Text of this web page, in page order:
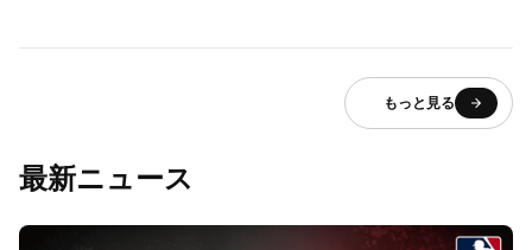
もっと見る
最新ニュース